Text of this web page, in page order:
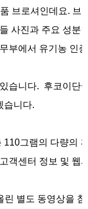
브로셔인데요. 브
사진과 주요 성
부에서 유기농 인
습니다. 후코이단
습니다.
그램의 다량의
객센터 정보 및 웹
린 별도 동영상을